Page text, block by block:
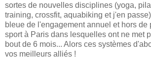
sortes de nouvelles disciplines (yoga,
training, crossfit, aquabiking et j'en
bleue de l'engagement annuel et hors de
sport à Paris dans lesquelles ont ne met
bout de 6 mois... Alors ces systèmes
vos meilleurs alliés !